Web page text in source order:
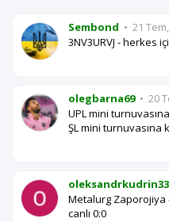
Sembond • 21
3NV3URVJ - herkes
olegbarna69 • 20
UPL mini
ŞL mini turnuvasına
Metalurg Zaporojiya
canlı 0:0